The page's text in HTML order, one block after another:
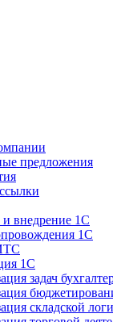
предложения
и внедрение 1С
1С
1С
задач
складской